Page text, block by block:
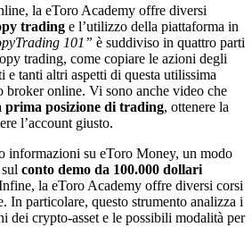
la eToro Academy offre diversi
trading e l’utilizzo della piattaforma in
101” è suddiviso in quattro parti
trading, come copiare le azioni degli
tanti altri aspetti di questa utilissima
broker online. Vi sono anche video che
prima posizione di trading, ottenere la
l’account giusto.
informazioni su eToro Money, un modo
conto demo da 100.000 dollari
la eToro Academy offre diversi corsi
In particolare, questo strumento analizza i
dei crypto-asset e le possibili modalità per